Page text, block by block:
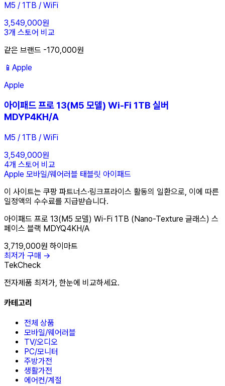
M5 / 1TB / WiFi
3,549,000원
3개 스토어 비교
같은 브랜드 -170,000원
📱 Apple
Apple
아이패드 프로 13(M5 모델) Wi-Fi 1TB 실버
MDYP4KH/A
M5 / 1TB / WiFi
3,549,000원
4개 스토어 비교
Apple 모바일/웨어러블 태블릿 아이패드
이 사이트는 쿠팡 파트너스·링크프라이스 활동의 일환으로, 이에 따른
일정액의 수수료를 지급받습니다.
아이패드 프로 13(M5 모델) Wi-Fi 1TB (Nano-Texture 글래스) 스
페이스 블랙 MDYQ4KH/A
3,719,000원 하이마트
최저가 구매 →
TekCheck
전자제품 최저가, 한눈에 비교하세요.
카테고리
전체 상품
모바일/웨어러블
TV/오디오
PC/모니터
주방가전
생활가전
에어컨/계절